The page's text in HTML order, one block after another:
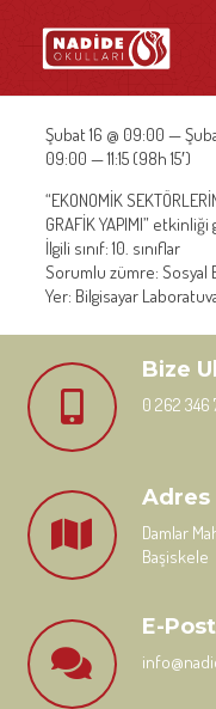
“EKONOMİK
GRAFİK YAPIMI”
İlgili sınıf: 10. sınıflar
Sorumlu zümre: Sosyal
Yer: Bilgisayar
Şubat 16 @ 09:00 —
09:00 — 11:15 (98h 15′)
Bize
0 262 346
Adres
Damlar
Başiskele
E-